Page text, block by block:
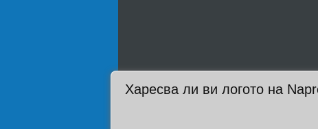
Харесва ли ви логото на